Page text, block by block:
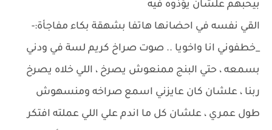
بيحبهم علشان يؤذوه فيه
القي نفسه في احضانها هاتفا بشهقة بكاء مفاجأة:-
_خطفوني انا واخويا .. صوت صراخ كريم لسة في ودني
بسمعه ، حتي البنج ممنعوش يصرخ ، اللي خلاه يصرخ
ربنا ، علشان كان عايزني اسمع صراخه ومنسهوش
طول عمري ، علشان كل ما اندم علي اللي عملته افتكر